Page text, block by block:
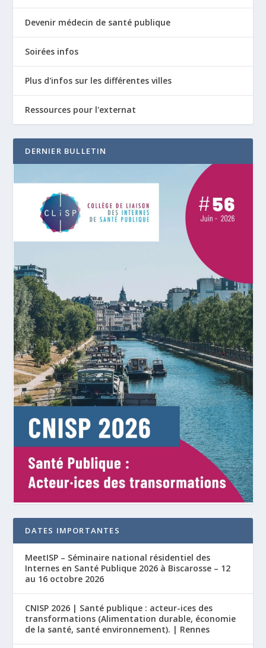
Devenir médecin de santé publique
Soirées infos
Plus d'infos sur les différentes villes
Ressources pour l'externat
DERNIER BULLETIN
DATES IMPORTANTES
MeetISP – Séminaire national résidentiel des
Internes en Santé Publique 2026 à Biscarosse – 12
au 16 octobre 2026
CNISP 2026 | Santé publique : acteur-ices des
transformations (Alimentation durable, économie
de la santé, santé environnement). | Rennes